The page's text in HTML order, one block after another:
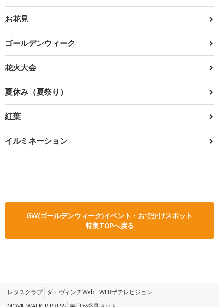
お花見
ゴールデンウィーク
花火大会
夏休み（夏祭り）
紅葉
イルミネーション
GW(ゴールデンウィーク)イベント・おでかけスポット
特集TOPへ戻る
レタスクラブ ダ・ヴィンチWeb WEBザテレビジョン